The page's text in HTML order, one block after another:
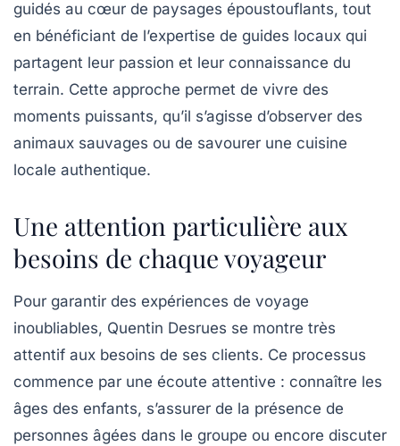
guidés au cœur de paysages époustouflants, tout
en bénéficiant de l’expertise de guides locaux qui
partagent leur passion et leur connaissance du
terrain. Cette approche permet de vivre des
moments puissants, qu’il s’agisse d’observer des
animaux sauvages ou de savourer une cuisine
locale authentique.
Une attention particulière aux
besoins de chaque voyageur
Pour garantir des expériences de voyage
inoubliables, Quentin Desrues se montre très
attentif aux besoins de ses clients. Ce processus
commence par une écoute attentive : connaître les
âges des enfants, s’assurer de la présence de
personnes âgées dans le groupe ou encore discuter